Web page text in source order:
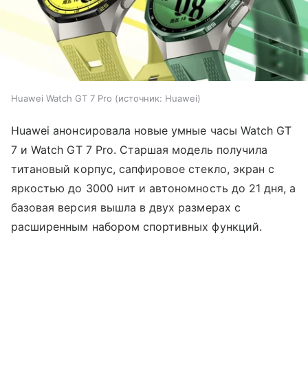
Huawei Watch GT 7 Pro источник: Huawei
Huawei анонсировала новые умные часы Watch GT
7 и Watch GT 7 Pro. Старшая модель получила
титановый корпус, сапфировое стекло, экран с
яркостью до 3000 нит и автономность до 21 дня, а
базовая версия вышла в двух размерах с
расширенным набором спортивных функций.